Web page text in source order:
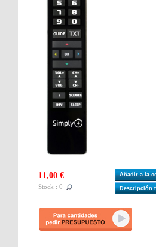
11,00 €
Stock : 0
Añadir a la
Descripción